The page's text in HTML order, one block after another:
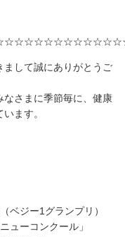
まして誠にありがとうご
なさまに季節毎に、健康
ます。
ベジー1グランプリ）
ューコンクール」